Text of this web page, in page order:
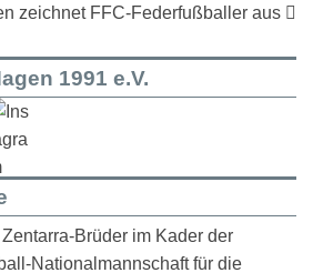
zeichnet FFC-Federfußballer aus
1991 e.V.
Brüder im Kader der
Nationalmannschaft für die